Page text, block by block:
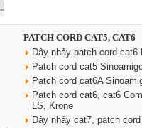
PATCH CORD CAT5, CAT6
Dây nhảy patch cord cat6
Patch cord cat5
Patch cord cat6A
Patch cord cat6, cat6
LS, Krone
Dây nhảy cat7, patch